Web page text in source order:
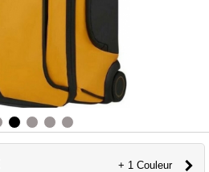
+ 1 Couleur